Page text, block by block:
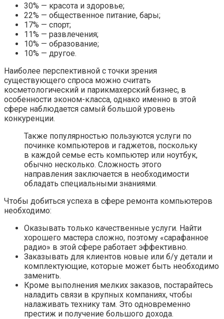
30% — красота и здоровье;
22% — общественное питание, бары;
17% — спорт;
11% — развлечения;
10% — образование;
10% — другое.
Наиболее перспективной с точки зрения
существующего спроса можно считать
косметологический и парикмахерский бизнес, в
особенности эконом-класса, однако именно в этой
сфере наблюдается самый большой уровень
конкуренции.
Также популярностью пользуются услуги по
починке компьютеров и гаджетов, поскольку
в каждой семье есть компьютер или ноутбук,
обычно несколько. Сложность этого
направления заключается в необходимости
обладать специальными знаниями.
Чтобы добиться успеха в сфере ремонта компьютеров
необходимо:
Оказывать только качественные услуги. Найти
хорошего мастера сложно, поэтому «сарафанное
радио» в этой сфере работает эффективно.
Заказывать для клиентов новые или б/у детали и
комплектующие, которые может быть необходимо
заменить.
Кроме выполнения мелких заказов, постарайтесь
наладить связи в крупных компаниях, чтобы
налаживать технику там. Это одновременно
престиж и получение большого дохода.